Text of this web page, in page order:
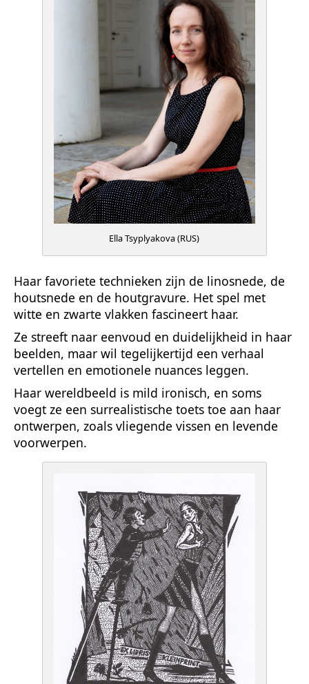
Ella Tsyplyakova (RUS)
Haar favoriete technieken zijn de linosnede, de
houtsnede en de houtgravure. Het spel met
witte en zwarte vlakken fascineert haar.
Ze streeft naar eenvoud en duidelijkheid in haar
beelden, maar wil tegelijkertijd een verhaal
vertellen en emotionele nuances leggen.
Haar wereldbeeld is mild ironisch, en soms
voegt ze een surrealistische toets toe aan haar
ontwerpen, zoals vliegende vissen en levende
voorwerpen.